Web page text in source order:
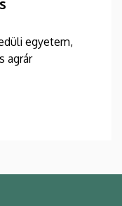
egyetem,
agrár